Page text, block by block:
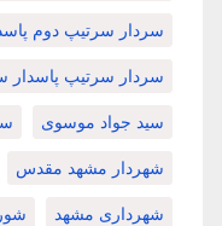
سردار سرتیپ دوم
سردار سرتیپ پاسدار
سید جواد موسوی
شهردار مشهد مقدس
شهرداری مشهد